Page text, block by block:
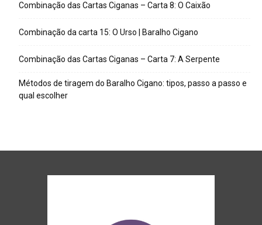
Combinação das Cartas Ciganas – Carta 8: O Caixão
Combinação da carta 15: O Urso | Baralho Cigano
Combinação das Cartas Ciganas – Carta 7: A Serpente
Métodos de tiragem do Baralho Cigano: tipos, passo a passo e
qual escolher